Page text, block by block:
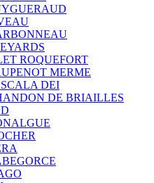
ROQUEFORT
MERME
DEI
DE BRIAILLES